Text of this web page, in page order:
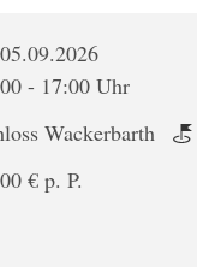
- 17:00 Uhr
Wackerbarth
€ p. P.